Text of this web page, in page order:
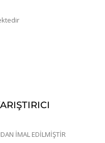
İMAL EDİLMİŞTİR